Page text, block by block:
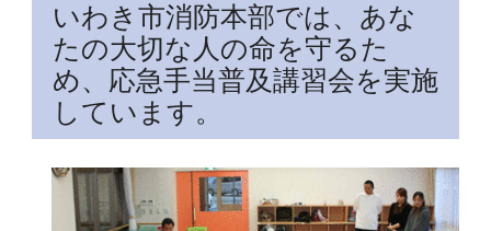
いわき市消防本部では、あな
たの大切な人の命を守るた
め、応急手当普及講習会を実施
しています。